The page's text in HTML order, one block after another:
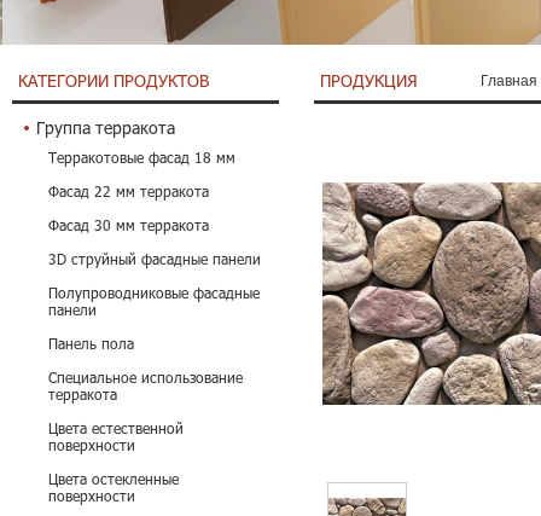
КАТЕГОРИИ ПРОДУКТОВ
Группа терракота
Терракотовые фасад 18 мм
Фасад 22 мм терракота
Фасад 30 мм терракота
3D струйный фасадные панели
Полупроводниковые фасадные
панели
Панель пола
Специальное использование
терракота
Цвета естественной
поверхности
Цвета остекленные
поверхности
ПРОДУКЦИЯ Главная